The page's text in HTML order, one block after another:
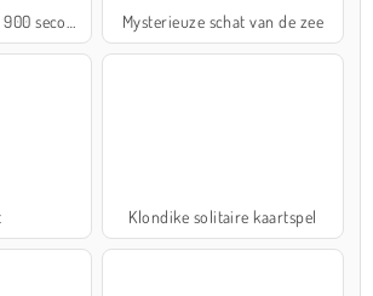
Mysterieuze schat van de zee
Klondike solitaire kaartspel